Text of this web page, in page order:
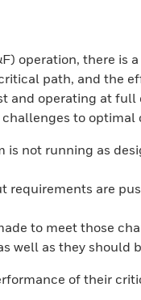
operation, there is
path, and the
and operating at
to
is not running as
requirements are
to meet those
well as they should
of their